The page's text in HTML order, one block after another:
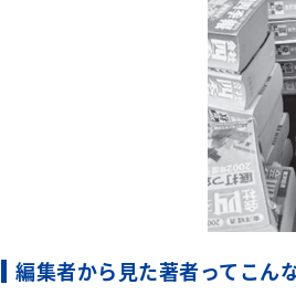
編集者から見た著者ってこん